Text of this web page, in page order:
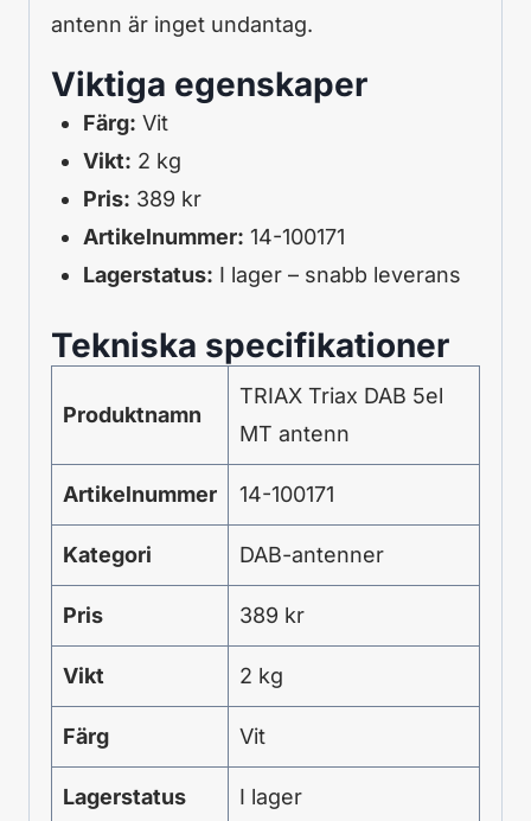
antenn är inget undantag.
Viktiga egenskaper
Färg: Vit
Vikt: 2 kg
Pris: 389 kr
Artikelnummer: 14-100171
Lagerstatus: I lager – snabb leverans
Tekniska specifikationer
Produktnamn
TRIAX Triax DAB 5el
MT antenn
Artikelnummer 14-100171
Kategori DAB-antenner
Pris 389 kr
Vikt 2 kg
Färg Vit
Lagerstatus I lager